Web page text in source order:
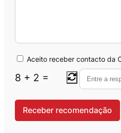
Aceito receber contacto da
8 + 2 =